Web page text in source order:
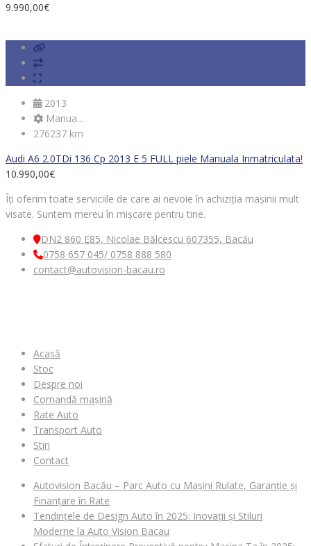
9.990,00€
2013
Manua...
276237 km
Audi A6 2.0TDi 136 Cp 2013 E 5 FULL piele Manuala Inmatriculata!
10.990,00€
Îți oferim toate serviciile de care ai nevoie în achiziția mașinii mult
visate. Suntem mereu în mișcare pentru tine.
DN2 860 E85, Nicolae Bălcescu 607355, Bacău
0758 657 045/ 0758 888 580
contact@autovision-bacau.ro
Acasă
Stoc
Despre noi
Comandă mașină
Rate Auto
Transport Auto
Stiri
Contact
Autovision Bacău – Parc Auto cu Mașini Rulate, Garanție și
Finanțare în Rate
Tendințele de Design Auto în 2025: Inovații și Stiluri
Moderne la Auto Vision Bacau